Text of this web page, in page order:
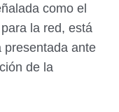
como el
para la red, está
presentada ante
de la